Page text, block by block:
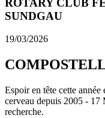
SUNDGAU
19/03/2026
Espoir en tête cette
cerveau depuis 2005 - 17
recherche.